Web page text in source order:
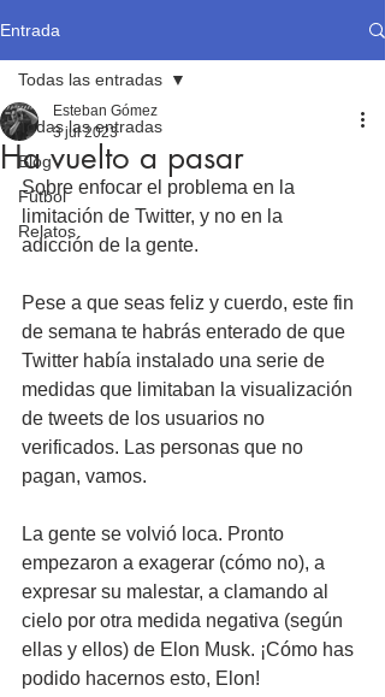
Entrada
Todas las entradas
Blog
Fútbol
Relatos
Todas las entradas
Ha vuelto a pasar
Esteban Gómez
3 jul 2023
Sobre enfocar el problema en la
limitación de Twitter, y no en la
adicción de la gente.
Pese a que seas feliz y cuerdo, este fin
de semana te habrás enterado de que
Twitter había instalado una serie de
medidas que limitaban la visualización
de tweets de los usuarios no
verificados. Las personas que no
pagan, vamos.
La gente se volvió loca. Pronto
empezaron a exagerar (cómo no), a
expresar su malestar, a clamando al
cielo por otra medida negativa (según
ellas y ellos) de Elon Musk. ¡Cómo has
podido hacernos esto, Elon!